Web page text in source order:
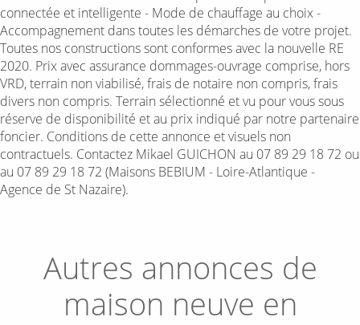
connectée et intelligente - Mode de chauffage au choix -
Accompagnement dans toutes les démarches de votre projet.
Toutes nos constructions sont conformes avec la nouvelle RE
2020. Prix avec assurance dommages-ouvrage comprise, hors
VRD, terrain non viabilisé, frais de notaire non compris, frais
divers non compris. Terrain sélectionné et vu pour vous sous
réserve de disponibilité et au prix indiqué par notre partenaire
foncier. Conditions de cette annonce et visuels non
contractuels. Contactez Mikael GUICHON au 07 89 29 18 72 ou
au 07 89 29 18 72 (Maisons BEBIUM - Loire-Atlantique -
Agence de St Nazaire).
Autres annonces de
maison neuve en